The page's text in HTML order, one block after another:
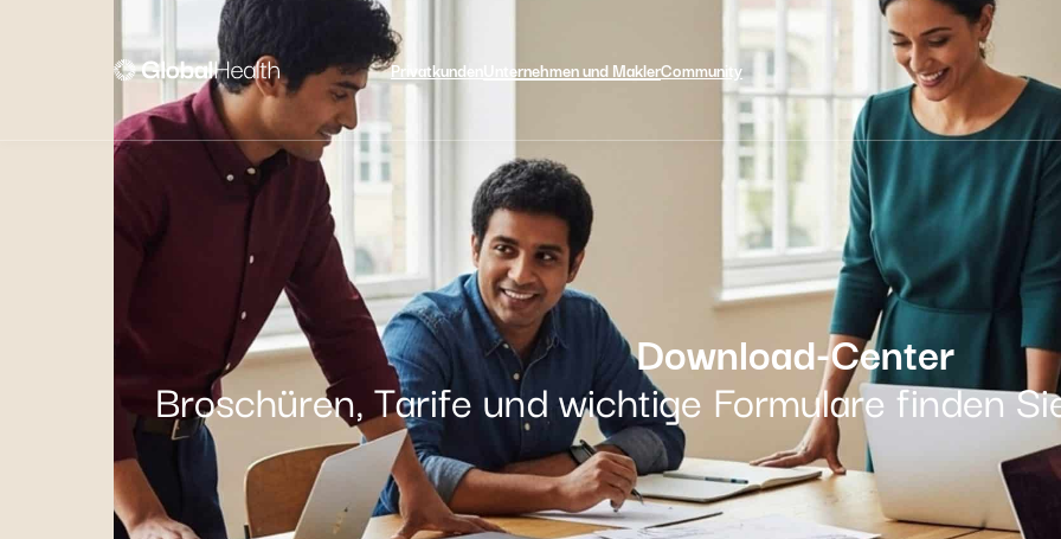
Privatkunden Unternehmen und MaklerCommunity
Download-Center
Broschüren, Tarife und wichtige Formulare finden